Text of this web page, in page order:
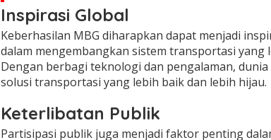
Inspirasi Global
Keberhasilan MBG diharapkan dapat menjadi
dalam mengembangkan sistem transportasi yang
Dengan berbagi teknologi dan pengalaman,
solusi transportasi yang lebih baik dan lebih hijau.
Keterlibatan Publik
Partisipasi publik juga menjadi faktor penting